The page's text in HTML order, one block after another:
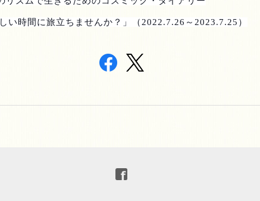
い時間に旅立ちませんか？」（ 2022.7.26 ～ 2023.7.25 ）